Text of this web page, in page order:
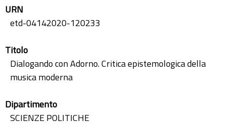
URN
etd-04142020-120233
Titolo
Dialogando con Adorno. Critica epistemologica della
musica moderna
Dipartimento
SCIENZE POLITICHE